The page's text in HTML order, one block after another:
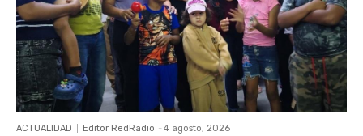
ACTUALIDAD Editor RedRadio - 4 agosto, 2026